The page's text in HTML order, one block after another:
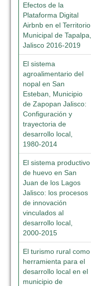
Efectos de la
Plataforma Digital
Airbnb en el Territorio
Municipal de Tapalpa,
Jalisco 2016-2019
El sistema
agroalimentario del
nopal en San
Esteban, Municipio
de Zapopan Jalisco:
Configuración y
trayectoria de
desarrollo local,
1980-2014
El sistema productivo
de huevo en San
Juan de los Lagos
Jalisco: los procesos
de innovación
vinculados al
desarrollo local,
2000-2015
El turismo rural como
herramienta para el
desarrollo local en el
municipio de